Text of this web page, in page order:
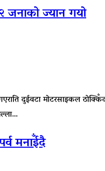
जनाको ज्यान गयो
दुईवटा मोटरसाइकल
मनाईँदै